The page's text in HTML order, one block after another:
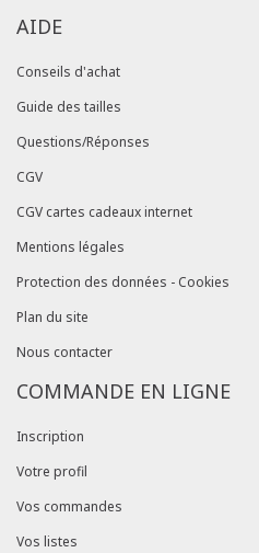
AIDE
Conseils d'achat
Guide des tailles
Questions/Réponses
CGV
CGV cartes cadeaux internet
Mentions légales
Protection des données - Cookies
Plan du site
Nous contacter
COMMANDE EN LIGNE
Inscription
Votre profil
Vos commandes
Vos listes